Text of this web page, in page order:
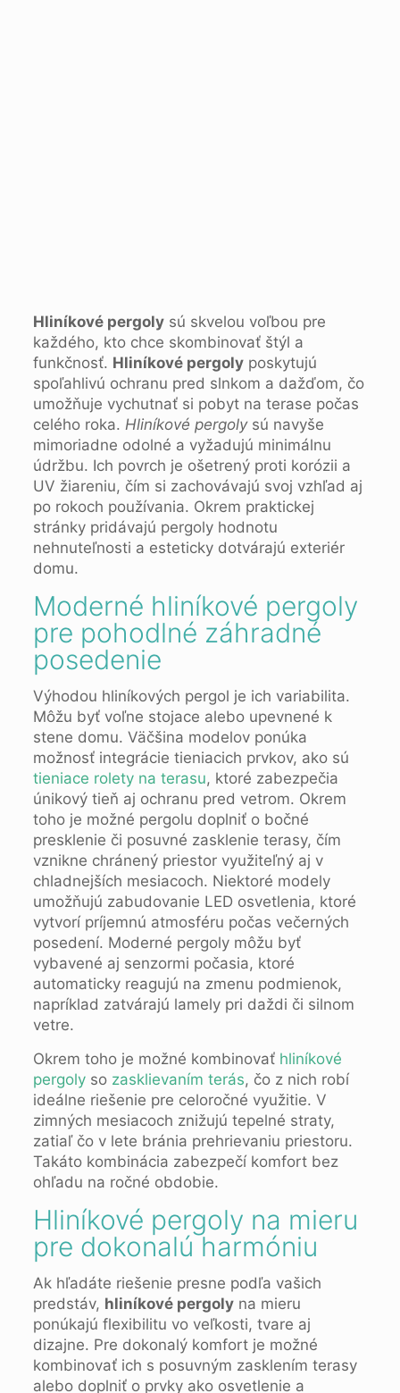
Hliníkové pergolysú skvelou voľbou pre
každého, kto chce skombinovať štýl a
funkčnosť. Hliníkové pergolyposkytujú
spoľahlivú ochranu pred slnkom a dažďom, čo
umožňuje vychutnať si pobyt na terase počas
celého roka. Hliníkové pergolysú navyše
mimoriadne odolné a vyžadujú minimálnu
údržbu. Ich povrch je ošetrený proti korózii a
UV žiareniu, čím si zachovávajú svoj vzhľad aj
po rokoch používania. Okrem praktickej
stránky pridávajú pergoly hodnotu
nehnuteľnosti a esteticky dotvárajú exteriér
domu.
Moderné hliníkové pergoly
pre pohodlné záhradné
posedenie
Výhodou hliníkových pergol je ich variabilita.
Môžu byť voľne stojace alebo upevnené k
stene domu. Väčšina modelov ponúka
možnosť integrácie tieniacich prvkov, ako sú
tieniace rolety na terasu, ktoré zabezpečia
únikový tieň aj ochranu pred vetrom. Okrem
toho je možné pergolu doplniť o bočné
presklenie či posuvné zasklenie terasy, čím
vznikne chránený priestor využiteľný aj v
chladnejších mesiacoch. Niektoré modely
umožňujú zabudovanie LED osvetlenia, ktoré
vytvorí príjemnú atmosféru počas večerných
posedení. Moderné pergoly môžu byť
vybavené aj senzormi počasia, ktoré
automaticky reagujú na zmenu podmienok,
napríklad zatvárajú lamely pri daždi či silnom
vetre.
Okrem toho je možné kombinovať hliníkové
pergolyso zasklievaním terás, čo z nich robí
ideálne riešenie pre celoročné využitie. V
zimných mesiacoch znižujú tepelné straty,
zatiaľ čo v lete bránia prehrievaniu priestoru.
Takáto kombinácia zabezpečí komfort bez
ohľadu na ročné obdobie.
Hliníkové pergoly na mieru
pre dokonalú harmóniu
Ak hľadáte riešenie presne podľa vašich
predstáv, hliníkové pergolyna mieru
ponúkajú flexibilitu vo veľkosti, tvare aj
dizajne. Pre dokonalý komfort je možné
kombinovať ich s posuvným zasklením terasy
alebo doplniť o prvky ako osvetlenie a